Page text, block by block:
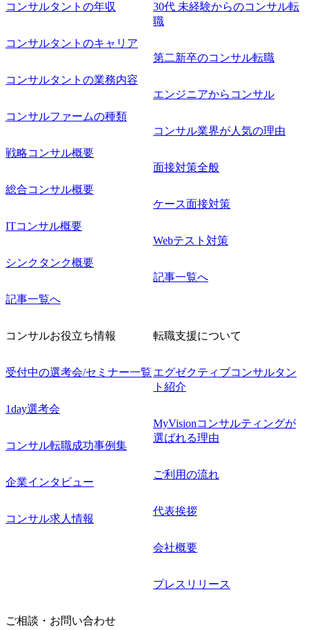
規事業開発にも興味があり、ゆくゆくはチャレンジしてみ
コンサルタントの年収
コンサルタントのキャリア
コンサルタントの業務内容
コンサルファームの種類
戦略コンサル概要
総合コンサル概要
ITコンサル概要
シンクタンク概要
記事一覧へ
30代 未経験からのコンサル転
職
第二新卒のコンサル転職
エンジニアからコンサル
コンサル業界が人気の理由
面接対策全般
ケース面接対策
Webテスト対策
記事一覧へ
コンサルお役立ち情報
受付中の選考会/セミナー一覧
1day選考会
コンサル転職成功事例集
企業インタビュー
コンサル求人情報
転職支援について
エグゼクティブコンサルタン
ト紹介
MyVisionコンサルティングが
選ばれる理由
ご利用の流れ
代表挨拶
会社概要
プレスリリース
ご相談・お問い合わせ